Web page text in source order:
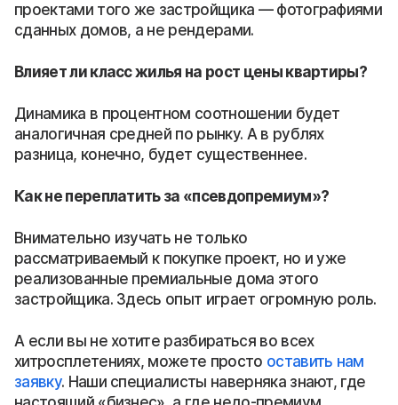
проектами того же застройщика — фотографиями
сданных домов, а не рендерами.
Влияет ли класс жилья на рост цены квартиры?
Динамика в процентном соотношении будет
аналогичная средней по рынку. А в рублях
разница, конечно, будет существеннее.
Как не переплатить за «псевдопремиум»?
Внимательно изучать не только
рассматриваемый к покупке проект, но и уже
реализованные премиальные дома этого
застройщика. Здесь опыт играет огромную роль.
А если вы не хотите разбираться во всех
хитросплетениях, можете просто оставить нам
заявку. Наши специалисты наверняка знают, где